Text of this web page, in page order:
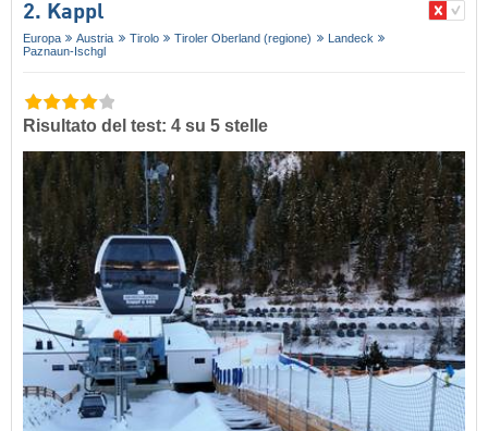
2. Kappl
Europa Austria Tirolo Tiroler Oberland (regione)
Landeck
Paznaun-Ischgl
Risultato del test: 4 su 5 stelle